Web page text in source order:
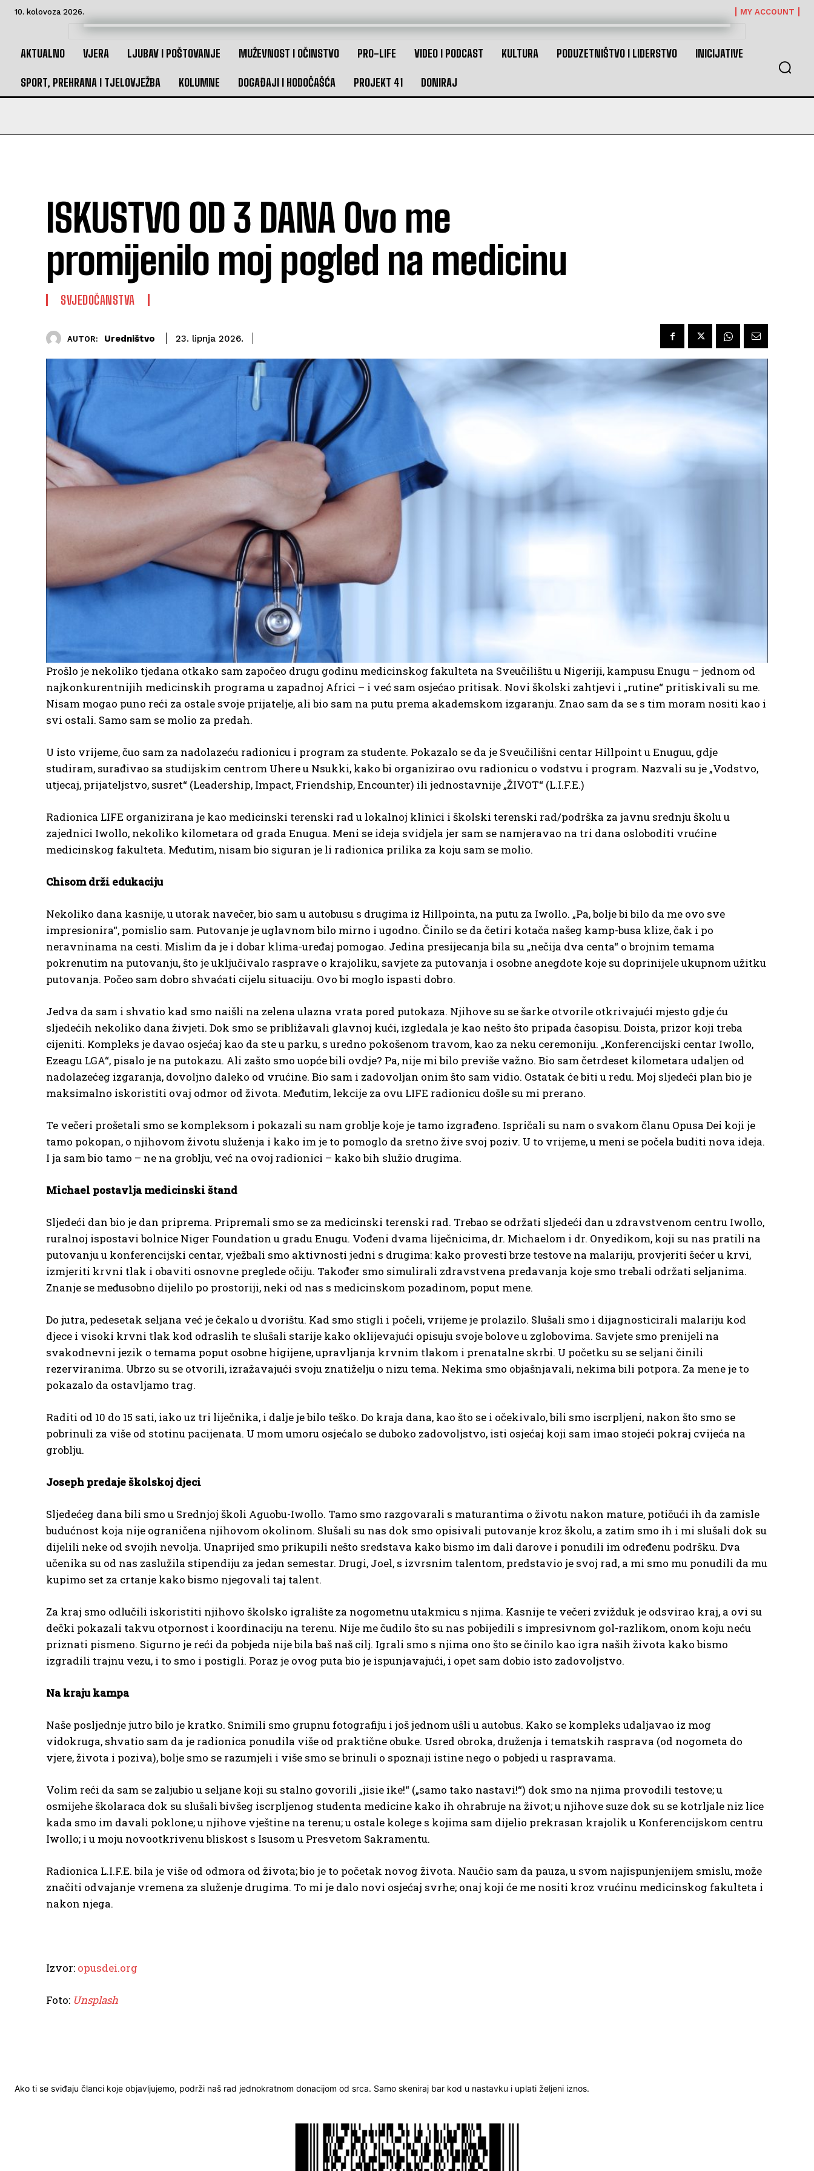
10. kolovoza 2026. MY ACCOUNT
AKTUALNO VJERA LJUBAV I POŠTOVANJE MUŽEVNOST I OČINSTVO PRO-LIFE VIDEO I PODCAST KULTURA PODUZETNIŠTVO I LIDERSTVO INICIJATIVE
SPORT, PREHRANA I TJELOVJEŽBA KOLUMNE DOGAĐAJI I HODOČAŠĆA PROJEKT 41 DONIRAJ
ISKUSTVO OD 3 DANA Ovo me
promijenilo moj pogled na medicinu
SVJEDOČANSTVA
AUTOR: Uredništvo 23. lipnja 2026.
Prošlo je nekoliko tjedana otkako sam započeo drugu godinu medicinskog fakulteta na Sveučilištu u Nigeriji, kampusu Enugu – jednom od
najkonkurentnijih medicinskih programa u zapadnoj Africi – i već sam osjećao pritisak. Novi školski zahtjevi i „rutine“ pritiskivali su me.
Nisam mogao puno reći za ostale svoje prijatelje, ali bio sam na putu prema akademskom izgaranju. Znao sam da se s tim moram nositi kao i
svi ostali. Samo sam se molio za predah.
U isto vrijeme, čuo sam za nadolazeću radionicu i program za studente. Pokazalo se da je Sveučilišni centar Hillpoint u Enuguu, gdje
studiram, surađivao sa studijskim centrom Uhere u Nsukki, kako bi organizirao ovu radionicu o vodstvu i program. Nazvali su je „Vodstvo,
utjecaj, prijateljstvo, susret“ (Leadership, Impact, Friendship, Encounter) ili jednostavnije „ŽIVOT“ (L.I.F.E.)
Radionica LIFE organizirana je kao medicinski terenski rad u lokalnoj klinici i školski terenski rad/podrška za javnu srednju školu u
zajednici Iwollo, nekoliko kilometara od grada Enugua. Meni se ideja svidjela jer sam se namjeravao na tri dana osloboditi vrućine
medicinskog fakulteta. Međutim, nisam bio siguran je li radionica prilika za koju sam se molio.
Chisom drži edukaciju
Nekoliko dana kasnije, u utorak navečer, bio sam u autobusu s drugima iz Hillpointa, na putu za Iwollo. „Pa, bolje bi bilo da me ovo sve
impresionira“, pomislio sam. Putovanje je uglavnom bilo mirno i ugodno. Činilo se da četiri kotača našeg kamp-busa klize, čak i po
neravninama na cesti. Mislim da je i dobar klima-uređaj pomogao. Jedina presijecanja bila su „nečija dva centa“ o brojnim temama
pokrenutim na putovanju, što je uključivalo rasprave o krajoliku, savjete za putovanja i osobne anegdote koje su doprinijele ukupnom užitku
putovanja. Počeo sam dobro shvaćati cijelu situaciju. Ovo bi moglo ispasti dobro.
Jedva da sam i shvatio kad smo naišli na zelena ulazna vrata pored putokaza. Njihove su se šarke otvorile otkrivajući mjesto gdje ću
sljedećih nekoliko dana živjeti. Dok smo se približavali glavnoj kući, izgledala je kao nešto što pripada časopisu. Doista, prizor koji treba
cijeniti. Kompleks je davao osjećaj kao da ste u parku, s uredno pokošenom travom, kao za neku ceremoniju. „Konferencijski centar Iwollo,
Ezeagu LGA“, pisalo je na putokazu. Ali zašto smo uopće bili ovdje? Pa, nije mi bilo previše važno. Bio sam četrdeset kilometara udaljen od
nadolazećeg izgaranja, dovoljno daleko od vrućine. Bio sam i zadovoljan onim što sam vidio. Ostatak će biti u redu. Moj sljedeći plan bio je
maksimalno iskoristiti ovaj odmor od života. Međutim, lekcije za ovu LIFE radionicu došle su mi prerano.
Te večeri prošetali smo se kompleksom i pokazali su nam groblje koje je tamo izgrađeno. Ispričali su nam o svakom članu Opusa Dei koji je
tamo pokopan, o njihovom životu služenja i kako im je to pomoglo da sretno žive svoj poziv. U to vrijeme, u meni se počela buditi nova ideja.
I ja sam bio tamo – ne na groblju, već na ovoj radionici – kako bih služio drugima.
Michael postavlja medicinski štand
Sljedeći dan bio je dan priprema. Pripremali smo se za medicinski terenski rad. Trebao se održati sljedeći dan u zdravstvenom centru Iwollo,
ruralnoj ispostavi bolnice Niger Foundation u gradu Enugu. Vođeni dvama liječnicima, dr. Michaelom i dr. Onyedikom, koji su nas pratili na
putovanju u konferencijski centar, vježbali smo aktivnosti jedni s drugima: kako provesti brze testove na malariju, provjeriti šećer u krvi,
izmjeriti krvni tlak i obaviti osnovne preglede očiju. Također smo simulirali zdravstvena predavanja koje smo trebali održati seljanima.
Znanje se međusobno dijelilo po prostoriji, neki od nas s medicinskom pozadinom, poput mene.
Do jutra, pedesetak seljana već je čekalo u dvorištu. Kad smo stigli i počeli, vrijeme je prolazilo. Slušali smo i dijagnosticirali malariju kod
djece i visoki krvni tlak kod odraslih te slušali starije kako oklijevajući opisuju svoje bolove u zglobovima. Savjete smo prenijeli na
svakodnevni jezik o temama poput osobne higijene, upravljanja krvnim tlakom i prenatalne skrbi. U početku su se seljani činili
rezerviranima. Ubrzo su se otvorili, izražavajući svoju znatiželju o nizu tema. Nekima smo objašnjavali, nekima bili potpora. Za mene je to
pokazalo da ostavljamo trag.
Raditi od 10 do 15 sati, iako uz tri liječnika, i dalje je bilo teško. Do kraja dana, kao što se i očekivalo, bili smo iscrpljeni, nakon što smo se
pobrinuli za više od stotinu pacijenata. U mom umoru osjećalo se duboko zadovoljstvo, isti osjećaj koji sam imao stojeći pokraj cvijeća na
groblju.
Joseph predaje školskoj djeci
Sljedećeg dana bili smo u Srednjoj školi Aguobu-Iwollo. Tamo smo razgovarali s maturantima o životu nakon mature, potičući ih da zamisle
budućnost koja nije ograničena njihovom okolinom. Slušali su nas dok smo opisivali putovanje kroz školu, a zatim smo ih i mi slušali dok su
dijelili neke od svojih nevolja. Unaprijed smo prikupili nešto sredstava kako bismo im dali darove i ponudili im određenu podršku. Dva
učenika su od nas zaslužila stipendiju za jedan semestar. Drugi, Joel, s izvrsnim talentom, predstavio je svoj rad, a mi smo mu ponudili da mu
kupimo set za crtanje kako bismo njegovali taj talent.
Za kraj smo odlučili iskoristiti njihovo školsko igralište za nogometnu utakmicu s njima. Kasnije te večeri zvižduk je odsvirao kraj, a ovi su
dečki pokazali takvu otpornost i koordinaciju na terenu. Nije me čudilo što su nas pobijedili s impresivnom gol-razlikom, onom koju neću
priznati pismeno. Sigurno je reći da pobjeda nije bila baš naš cilj. Igrali smo s njima ono što se činilo kao igra naših života kako bismo
izgradili trajnu vezu, i to smo i postigli. Poraz je ovog puta bio je ispunjavajući, i opet sam dobio isto zadovoljstvo.
Na kraju kampa
Naše posljednje jutro bilo je kratko. Snimili smo grupnu fotografiju i još jednom ušli u autobus. Kako se kompleks udaljavao iz mog
vidokruga, shvatio sam da je radionica ponudila više od praktične obuke. Usred obroka, druženja i tematskih rasprava (od nogometa do
vjere, života i poziva), bolje smo se razumjeli i više smo se brinuli o spoznaji istine nego o pobjedi u raspravama.
Volim reći da sam se zaljubio u seljane koji su stalno govorili „jisie ike!“ („samo tako nastavi!“) dok smo na njima provodili testove; u
osmijehe školaraca dok su slušali bivšeg iscrpljenog studenta medicine kako ih ohrabruje na život; u njihove suze dok su se kotrljale niz lice
kada smo im davali poklone; u njihove vještine na terenu; u ostale kolege s kojima sam dijelio prekrasan krajolik u Konferencijskom centru
Iwollo; i u moju novootkrivenu bliskost s Isusom u Presvetom Sakramentu.
Radionica L.I.F.E. bila je više od odmora od života; bio je to početak novog života. Naučio sam da pauza, u svom najispunjenijem smislu, može
značiti odvajanje vremena za služenje drugima. To mi je dalo novi osjećaj svrhe; onaj koji će me nositi kroz vrućinu medicinskog fakulteta i
nakon njega.
Izvor: opusdei.org
Foto: Unsplash
Ako ti se sviđaju članci koje objavljujemo, podrži naš rad jednokratnom donacijom od srca. Samo skeniraj bar kod u nastavku i uplati željeni iznos.